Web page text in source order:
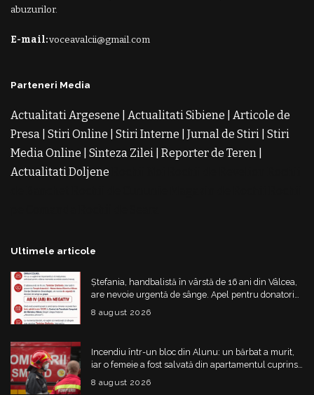
abuzurilor.
E-mail:voceavalcii@gmail.com
Parteneri Media
Actualitati Argesene Actualitati Sibiene
Articole de
Presa Stiri Online Stiri Interne Jurnal de Stiri Stiri
Media Online
Sinteza Zilei Reporter de Teren
Actualitati Doljene
Ultimele articole
Ștefania, handbalistă în vârstă de 16 ani din Vâlcea,
are nevoie urgentă de sânge. Apel pentru donatori
cu grupa AB IV negativ
8 august 2026
Incendiu într-un bloc din Alunu: un bărbat a murit,
iar o femeie a fost salvată din apartamentul cuprins
de flăcări
8 august 2026